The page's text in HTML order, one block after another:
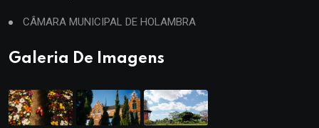
CÂMARA MUNICIPAL DE HOLAMBRA
Galeria De Imagens